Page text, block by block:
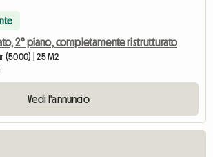
2° piano, completamente ristrutturato
(5000) | 25 M2
Vedi l'annuncio